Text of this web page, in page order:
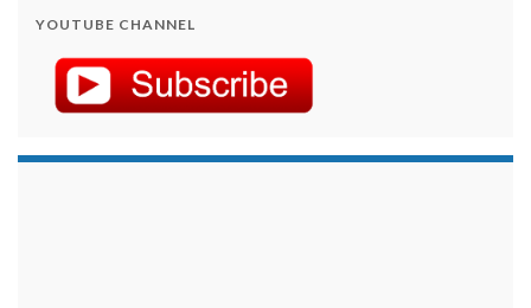
YOUTUBE CHANNEL